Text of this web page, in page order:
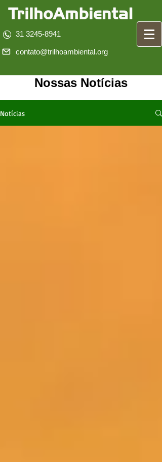
31 3245-8941
contato@trilhoambiental.org
Nossas Notícias
Notícias